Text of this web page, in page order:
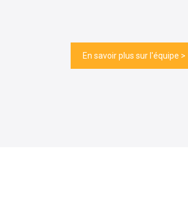
En savoir plus sur l'équipe >